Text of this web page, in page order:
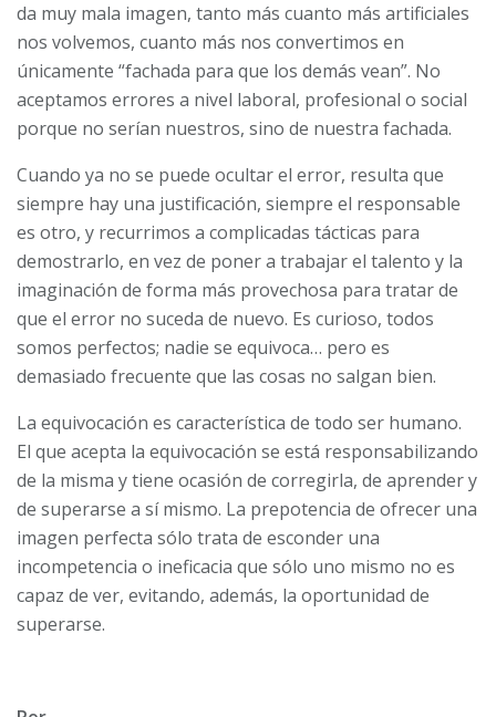
da muy mala imagen, tanto más cuanto más artificiales
nos volvemos, cuanto más nos convertimos en
únicamente “fachada para que los demás vean”. No
aceptamos errores a nivel laboral, profesional o social
porque no serían nuestros, sino de nuestra fachada.
Cuando ya no se puede ocultar el error, resulta que
siempre hay una justificación, siempre el responsable
es otro, y recurrimos a complicadas tácticas para
demostrarlo, en vez de poner a trabajar el talento y la
imaginación de forma más provechosa para tratar de
que el error no suceda de nuevo. Es curioso, todos
somos perfectos; nadie se equivoca… pero es
demasiado frecuente que las cosas no salgan bien.
La equivocación es característica de todo ser humano.
El que acepta la equivocación se está responsabilizando
de la misma y tiene ocasión de corregirla, de aprender y
de superarse a sí mismo. La prepotencia de ofrecer una
imagen perfecta sólo trata de esconder una
incompetencia o ineficacia que sólo uno mismo no es
capaz de ver, evitando, además, la oportunidad de
superarse.